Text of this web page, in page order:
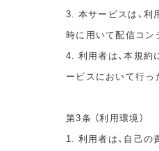
3. 本サービスは、
時に用いて配信コン
4. 利用者は、本規約
ービスにおいて行っ
第3条 （利用環境）
1. 利用者は、自己の